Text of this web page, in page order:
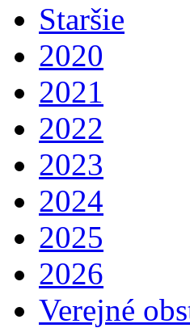
Staršie
2020
2021
2022
2023
2024
2025
2026
Verejné